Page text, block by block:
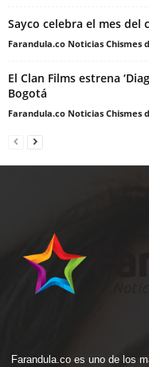
Sayco celebra el mes del
Farandula.co Noticias Chismes
El Clan Films estrena
Bogotá
Farandula.co Noticias Chismes
Farandula.co es uno de los